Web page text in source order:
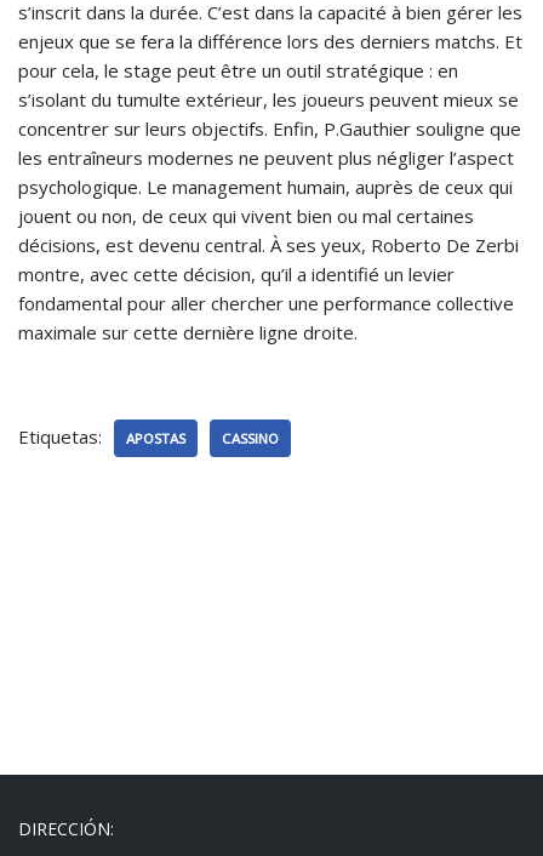
s’inscrit dans la durée. C’est dans la capacité à bien gérer les
enjeux que se fera la différence lors des derniers matchs. Et
pour cela, le stage peut être un outil stratégique : en
s’isolant du tumulte extérieur, les joueurs peuvent mieux se
concentrer sur leurs objectifs. Enfin, P.Gauthier souligne que
les entraîneurs modernes ne peuvent plus négliger l’aspect
psychologique. Le management humain, auprès de ceux qui
jouent ou non, de ceux qui vivent bien ou mal certaines
décisions, est devenu central. À ses yeux, Roberto De Zerbi
montre, avec cette décision, qu’il a identifié un levier
fondamental pour aller chercher une performance collective
maximale sur cette dernière ligne droite.
Etiquetas: APOSTAS CASSINO
DIRECCIÓN: